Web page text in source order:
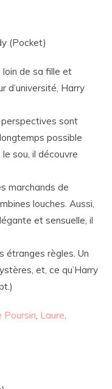
(Pocket)
loin de sa fille et
d’université, Harry
sont
possible
sou, il découvre
marchands de
louches. Aussi,
et sensuelle, il
étranges règles. Un
et, ce qu’Harry
Poursin, Laure.